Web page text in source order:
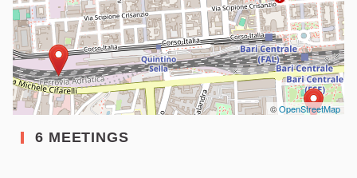
©OpenStreetMap
6 MEETINGS